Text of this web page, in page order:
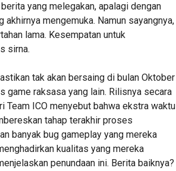
yang melegakan, apalagi dengan
akhirnya mengemuka. Namun sayangnya,
lama. Kesempatan untuk
sirna.
tak akan bersaing di bulan Oktober
game raksasa yang lain. Rilisnya secara
Team ICO menyebut bahwa ekstra waktu
tahap terakhir proses
banyak bug gameplay yang mereka
kualitas yang mereka
penundaan ini. Berita baiknya?